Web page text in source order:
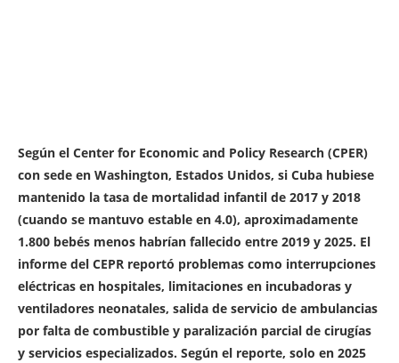
Según el Center for Economic and Policy Research (CPER)
con sede en Washington, Estados Unidos, si Cuba hubiese
mantenido la tasa de mortalidad infantil de 2017 y 2018
(cuando se mantuvo estable en 4.0), aproximadamente
1.800 bebés menos habrían fallecido entre 2019 y 2025. El
informe del CEPR reportó problemas como interrupciones
eléctricas en hospitales, limitaciones en incubadoras y
ventiladores neonatales, salida de servicio de ambulancias
por falta de combustible y paralización parcial de cirugías
y servicios especializados. Según el reporte, solo en 2025